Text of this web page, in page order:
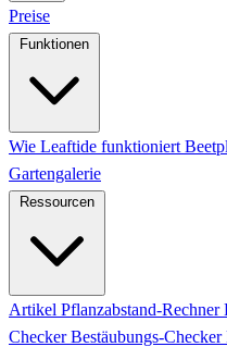
Preise
Funktionen
Wie Leaftide funktioniert
Gartengalerie
Ressourcen
Artikel Pflanzabstand-Rechner
CheckerBestäubungs-Checker